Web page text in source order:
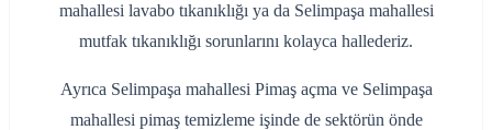
mahallesi lavabo tıkanıklığı ya da Selimpaşa mahallesi
mutfak tıkanıklığı sorunlarını kolayca hallederiz.
Ayrıca Selimpaşa mahallesi Pimaş açma ve Selimpaşa
mahallesi pimaş temizleme işinde de sektörün önde